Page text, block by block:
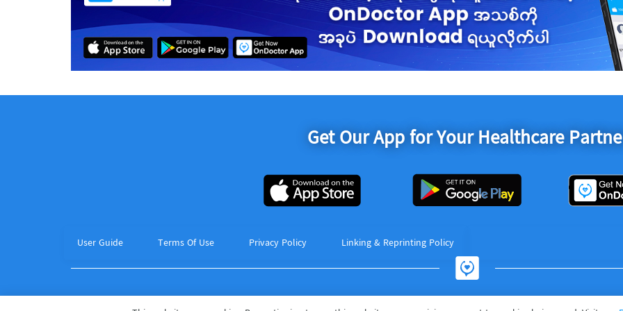
Get Our App for Your Healthcare
User Guide Terms Of Use Privacy Policy Linking & Reprinting Policy
OnDoctor Company Limited © 2017 – 2025. All Rights Reserved.